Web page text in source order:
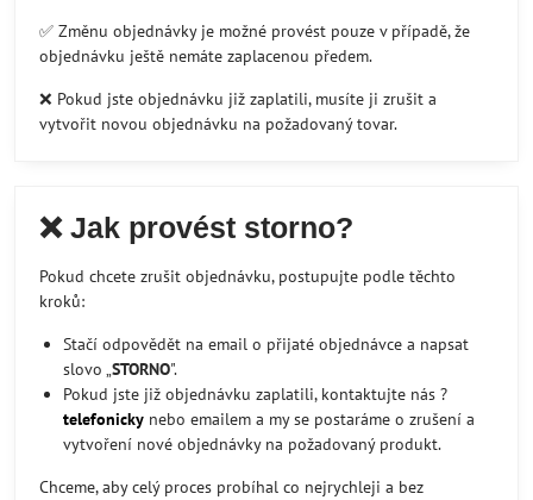
✅ Změnu objednávky je možné provést pouze v případě, že
objednávku ještě nemáte zaplacenou předem.
❌ Pokud jste objednávku již zaplatili, musíte ji zrušit a
vytvořit novou objednávku na požadovaný tovar.
❌ Jak provést storno?
Pokud chcete zrušit objednávku, postupujte podle těchto
kroků:
Stačí odpovědět na email o přijaté objednávce a napsat
slovo „STORNO".
Pokud jste již objednávku zaplatili, kontaktujte nás ?
telefonicky nebo emailem a my se postaráme o zrušení a
vytvoření nové objednávky na požadovaný produkt.
Chceme, aby celý proces probíhal co nejrychleji a bez